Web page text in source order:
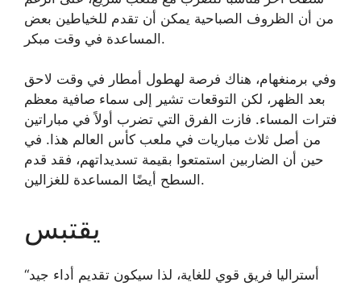
من أن الظروف الصباحية يمكن أن تقدم للخياطين بعض
المساعدة في وقت مبكر.
وفي برمنغهام، هناك فرصة لهطول أمطار في وقت لاحق
بعد الظهر، لكن التوقعات تشير إلى سماء صافية معظم
فترات المساء. فازت الفرق التي تضرب أولاً في مباراتين
من أصل ثلاث مباريات في ملعب كأس العالم هذا. في
حين أن الضاربين استمتعوا بقيمة تسديداتهم، فقد قدم
السطح أيضًا المساعدة للغزالين.
يقتبس
“أستراليا فريق قوي للغاية، لذا سيكون تقديم أداء جيد